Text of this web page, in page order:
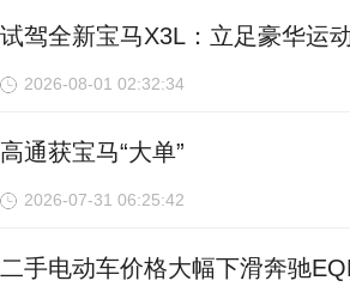
试驾全新宝马X3L：立足豪华运
2026-08-01 02:32:34
高通获宝马“大单”
2026-07-31 06:25:42
二手电动车价格大幅下滑奔驰